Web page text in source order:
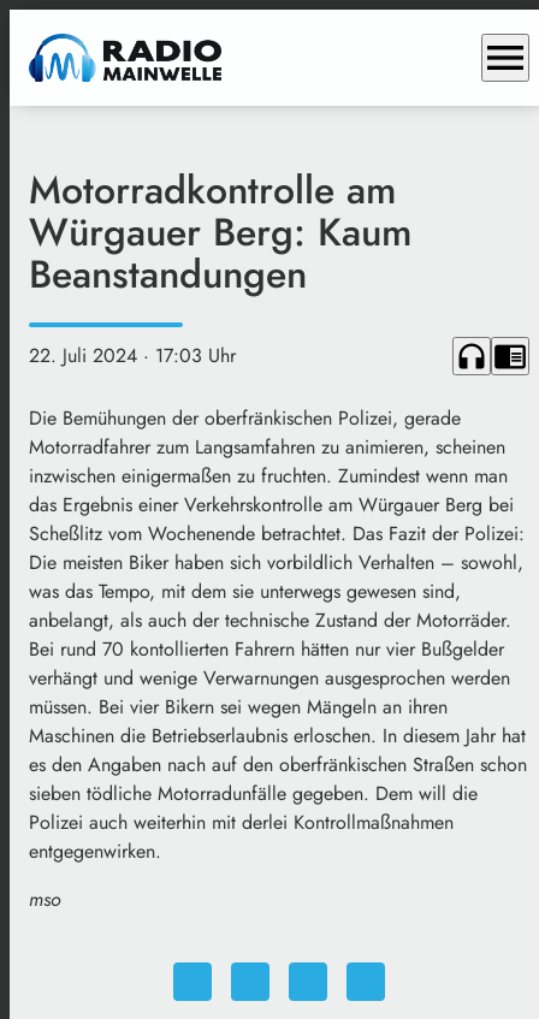
menu
Motorradkontrolle am
Würgauer Berg: Kaum
Beanstandungen
22. Juli 2024 · 17:03 Uhr headphones chrome_reader_mode
Die Bemühungen der oberfränkischen Polizei, gerade
Motorradfahrer zum Langsamfahren zu animieren, scheinen
inzwischen einigermaßen zu fruchten. Zumindest wenn man
das Ergebnis einer Verkehrskontrolle am Würgauer Berg bei
Scheßlitz vom Wochenende betrachtet. Das Fazit der Polizei:
Die meisten Biker haben sich vorbildlich Verhalten – sowohl,
was das Tempo, mit dem sie unterwegs gewesen sind,
anbelangt, als auch der technische Zustand der Motorräder.
Bei rund 70 kontollierten Fahrern hätten nur vier Bußgelder
verhängt und wenige Verwarnungen ausgesprochen werden
müssen. Bei vier Bikern sei wegen Mängeln an ihren
Maschinen die Betriebserlaubnis erloschen. In diesem Jahr hat
es den Angaben nach auf den oberfränkischen Straßen schon
sieben tödliche Motorradunfälle gegeben. Dem will die
Polizei auch weiterhin mit derlei Kontrollmaßnahmen
entgegenwirken.
mso